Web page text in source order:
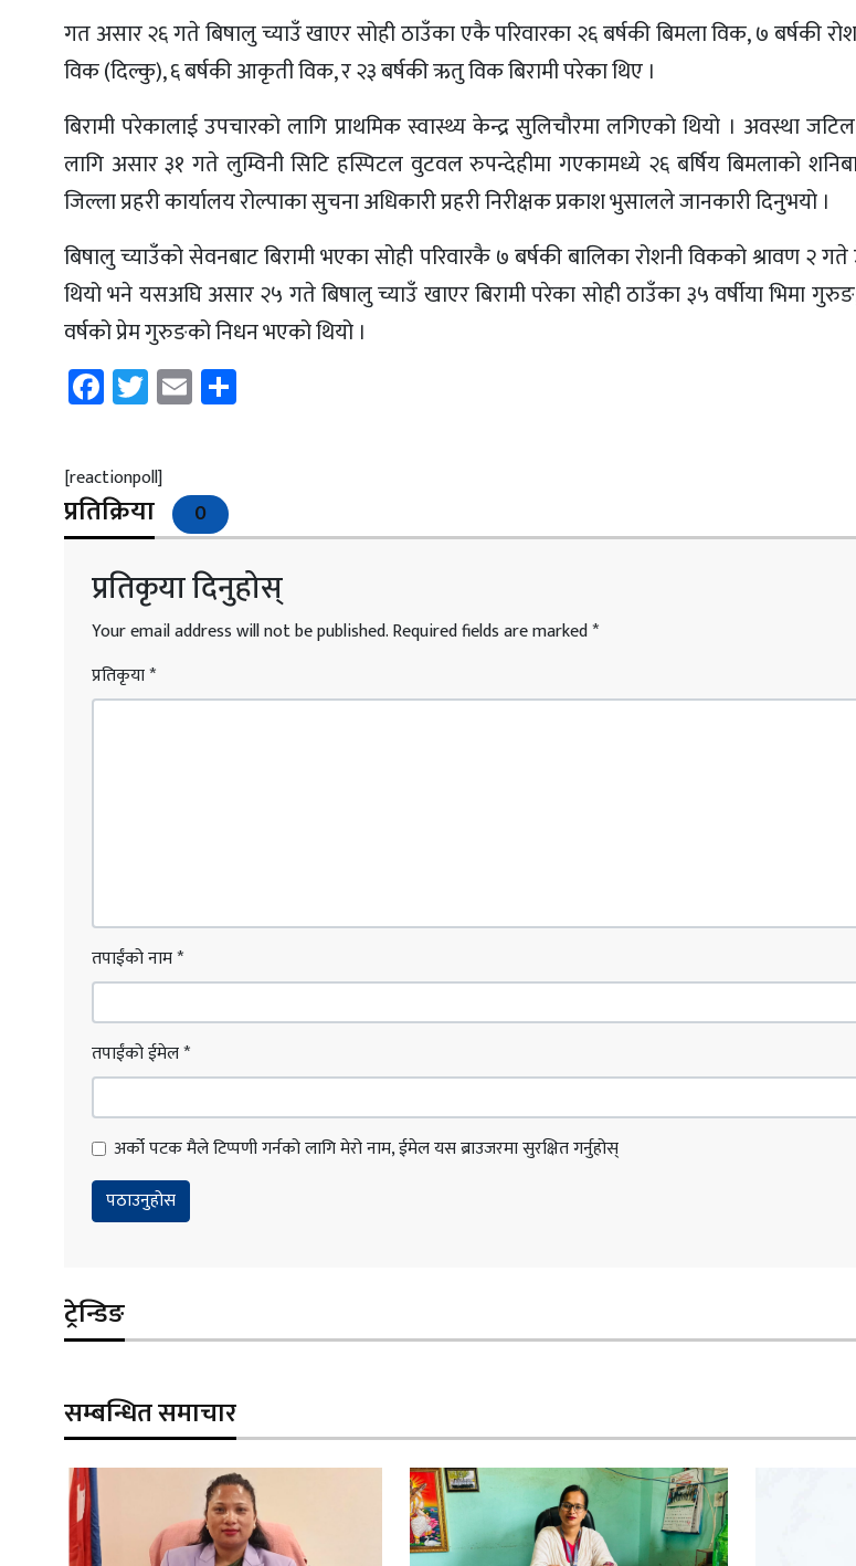
गत असार २६ गते बिषालु च्याउँ खाएर सोही ठाउँका एकै परिवारका २६ बर्षकी बिमला विक, ७ बर्षकी
विक (दिल्कु), ६ बर्षकी आकृती विक, र २३ बर्षकी ऋतु विक बिरामी परेका थिए ।
बिरामी परेकालाई उपचारको लागि प्राथमिक स्वास्थ्य केन्द्र सुलिचौरमा लगिएको थियो । अवस्था
लागि असार ३१ गते लुम्विनी सिटि हस्पिटल वुटवल रुपन्देहीमा गएकामध्ये २६ बर्षिय बिमलाको
जिल्ला प्रहरी कार्यालय रोल्पाका सुचना अधिकारी प्रहरी निरीक्षक प्रकाश भुसालले जानकारी दिनुभयो ।
बिषालु च्याउँको सेवनबाट बिरामी भएका सोही परिवारकै ७ बर्षकी बालिका रोशनी विकको श्रावण २
थियो भने यसअघि असार २५ गते बिषालु च्याउँ खाएर बिरामी परेका सोही ठाउँका ३५ वर्षीया भिमा
वर्षको प्रेम गुरुङको निधन भएको थियो ।
Facebook
Twitter
Email
[reactionpoll]
प्रतिक्रिया 0
प्रतिकृया दिनुहोस्
Your email address will not be published.Required fields are marked*
प्रतिकृया*
तपाईंको नाम*
तपाईंको ईमेल*
अर्को पटक मैले टिप्पणी गर्नको लागि मेरो नाम, ईमेल यस ब्राउजरमा सुरक्षित गर्नुहोस्
ट्रेन्डिङ
सम्बन्धित समाचार